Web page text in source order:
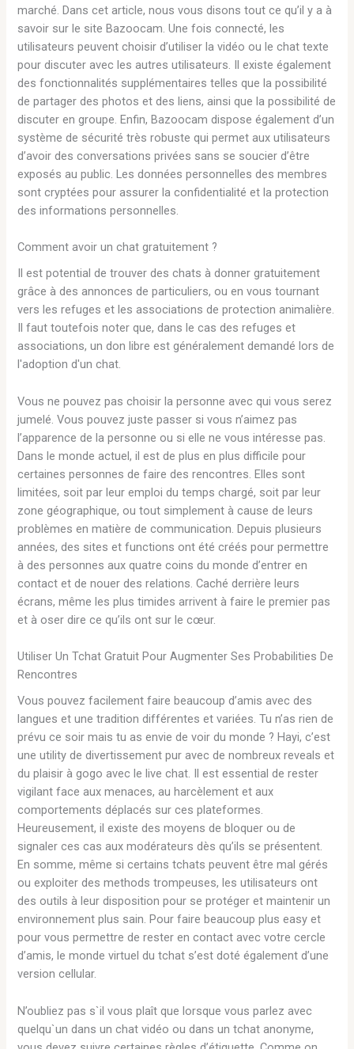
marché. Dans cet article, nous vous disons tout ce qu’il y a à
savoir sur le site Bazoocam. Une fois connecté, les
utilisateurs peuvent choisir d’utiliser la vidéo ou le chat texte
pour discuter avec les autres utilisateurs. Il existe également
des fonctionnalités supplémentaires telles que la possibilité
de partager des photos et des liens, ainsi que la possibilité de
discuter en groupe. Enfin, Bazoocam dispose également d’un
système de sécurité très robuste qui permet aux utilisateurs
d’avoir des conversations privées sans se soucier d’être
exposés au public. Les données personnelles des membres
sont cryptées pour assurer la confidentialité et la protection
des informations personnelles.
Comment avoir un chat gratuitement ?
Il est potential de trouver des chats à donner gratuitement
grâce à des annonces de particuliers, ou en vous tournant
vers les refuges et les associations de protection animalière.
Il faut toutefois noter que, dans le cas des refuges et
associations, un don libre est généralement demandé lors de
l'adoption d'un chat.
Vous ne pouvez pas choisir la personne avec qui vous serez
jumelé. Vous pouvez juste passer si vous n’aimez pas
l’apparence de la personne ou si elle ne vous intéresse pas.
Dans le monde actuel, il est de plus en plus difficile pour
certaines personnes de faire des rencontres. Elles sont
limitées, soit par leur emploi du temps chargé, soit par leur
zone géographique, ou tout simplement à cause de leurs
problèmes en matière de communication. Depuis plusieurs
années, des sites et functions ont été créés pour permettre
à des personnes aux quatre coins du monde d’entrer en
contact et de nouer des relations. Caché derrière leurs
écrans, même les plus timides arrivent à faire le premier pas
et à oser dire ce qu’ils ont sur le cœur.
Utiliser Un Tchat Gratuit Pour Augmenter Ses Probabilities De
Rencontres
Vous pouvez facilement faire beaucoup d’amis avec des
langues et une tradition différentes et variées. Tu n’as rien de
prévu ce soir mais tu as envie de voir du monde ? Hayi, c’est
une utility de divertissement pur avec de nombreux reveals et
du plaisir à gogo avec le live chat. Il est essential de rester
vigilant face aux menaces, au harcèlement et aux
comportements déplacés sur ces plateformes.
Heureusement, il existe des moyens de bloquer ou de
signaler ces cas aux modérateurs dès qu’ils se présentent.
En somme, même si certains tchats peuvent être mal gérés
ou exploiter des methods trompeuses, les utilisateurs ont
des outils à leur disposition pour se protéger et maintenir un
environnement plus sain. Pour faire beaucoup plus easy et
pour vous permettre de rester en contact avec votre cercle
d’amis, le monde virtuel du tchat s’est doté également d’une
version cellular.
N’oubliez pas s`il vous plaît que lorsque vous parlez avec
quelqu`un dans un chat vidéo ou dans un tchat anonyme,